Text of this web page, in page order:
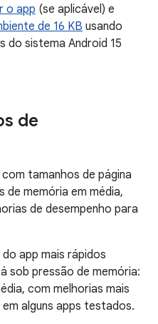
o app (se aplicável) e
de 16 KB usando
do sistema Android 15
de
tamanhos de página
de memória em média,
de desempenho para
app mais rápidos
sob pressão de memória:
com melhorias mais
alguns apps testados.